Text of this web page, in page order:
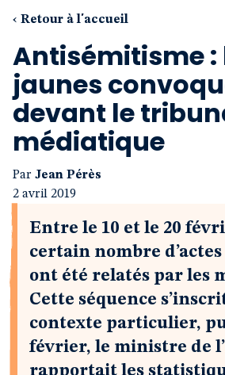
Notre
‹ Retour à l'accueil
Antisémitisme :
jaunes
devant le
médiatique
Par Jean Pérès
2 avril 2019
Entre le 10 et le 20
certain nombre
ont été relatés par les
Cette séquence
contexte particulier,
février, le ministre de
rapportait les